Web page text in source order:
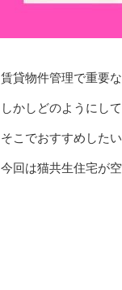
賃貸物件管理で重要
しかしどのようにし
そこでおすすめした
今回は猫共生住宅が